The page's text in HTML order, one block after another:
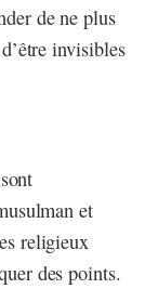
de ne plus
invisibles
et
religieux
des points.